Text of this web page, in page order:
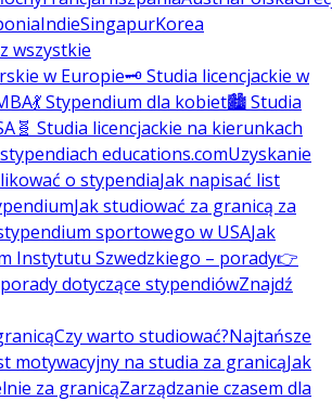
IndieSingapurKorea
wszystkie
w Europie🗝️ Studia licencjackie w
💃 Stypendium dla kobiet🏙️ Studia
🧬 Studia licencjackie na kierunkach
educations.comUzyskanie
o stypendiaJak napisać list
Jak studiować za granicą za
sportowego w USAJak
Instytutu Szwedzkiego – porady👉
dotyczące stypendiówZnajdź
Czy warto studiować?Najtańsze
motywacyjny na studia za granicąJak
za granicąZarządzanie czasem dla